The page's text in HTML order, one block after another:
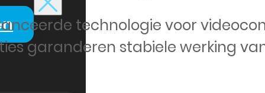
technologie voor
garanderen stabiele werking